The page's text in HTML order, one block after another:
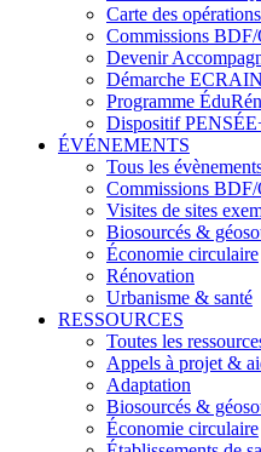
Carte des
Commissions
Devenir
Démarche
Programme
Dispositif
ÉVÉNEMENTS
Tous les
Commissions
Visites de sites
Biosourcés &
Économie circulaire
Rénovation
Urbanisme & santé
RESSOURCES
Toutes les
Appels à projet &
Adaptation
Biosourcés &
Économie circulaire